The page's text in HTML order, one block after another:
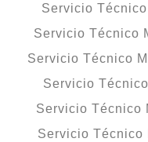
Servicio
Servicio Técnico
Servicio Técnico
Servicio
Servicio Técnico
Servicio Técnico